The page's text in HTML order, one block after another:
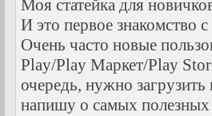
Моя статейка для
И это первое знакомство
Очень часто новые
Play/Play Маркет/Play
очередь, нужно загрузить
напишу о самых